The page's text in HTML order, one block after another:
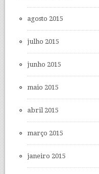
agosto 2015
julho 2015
junho 2015
maio 2015
abril 2015
março 2015
janeiro 2015